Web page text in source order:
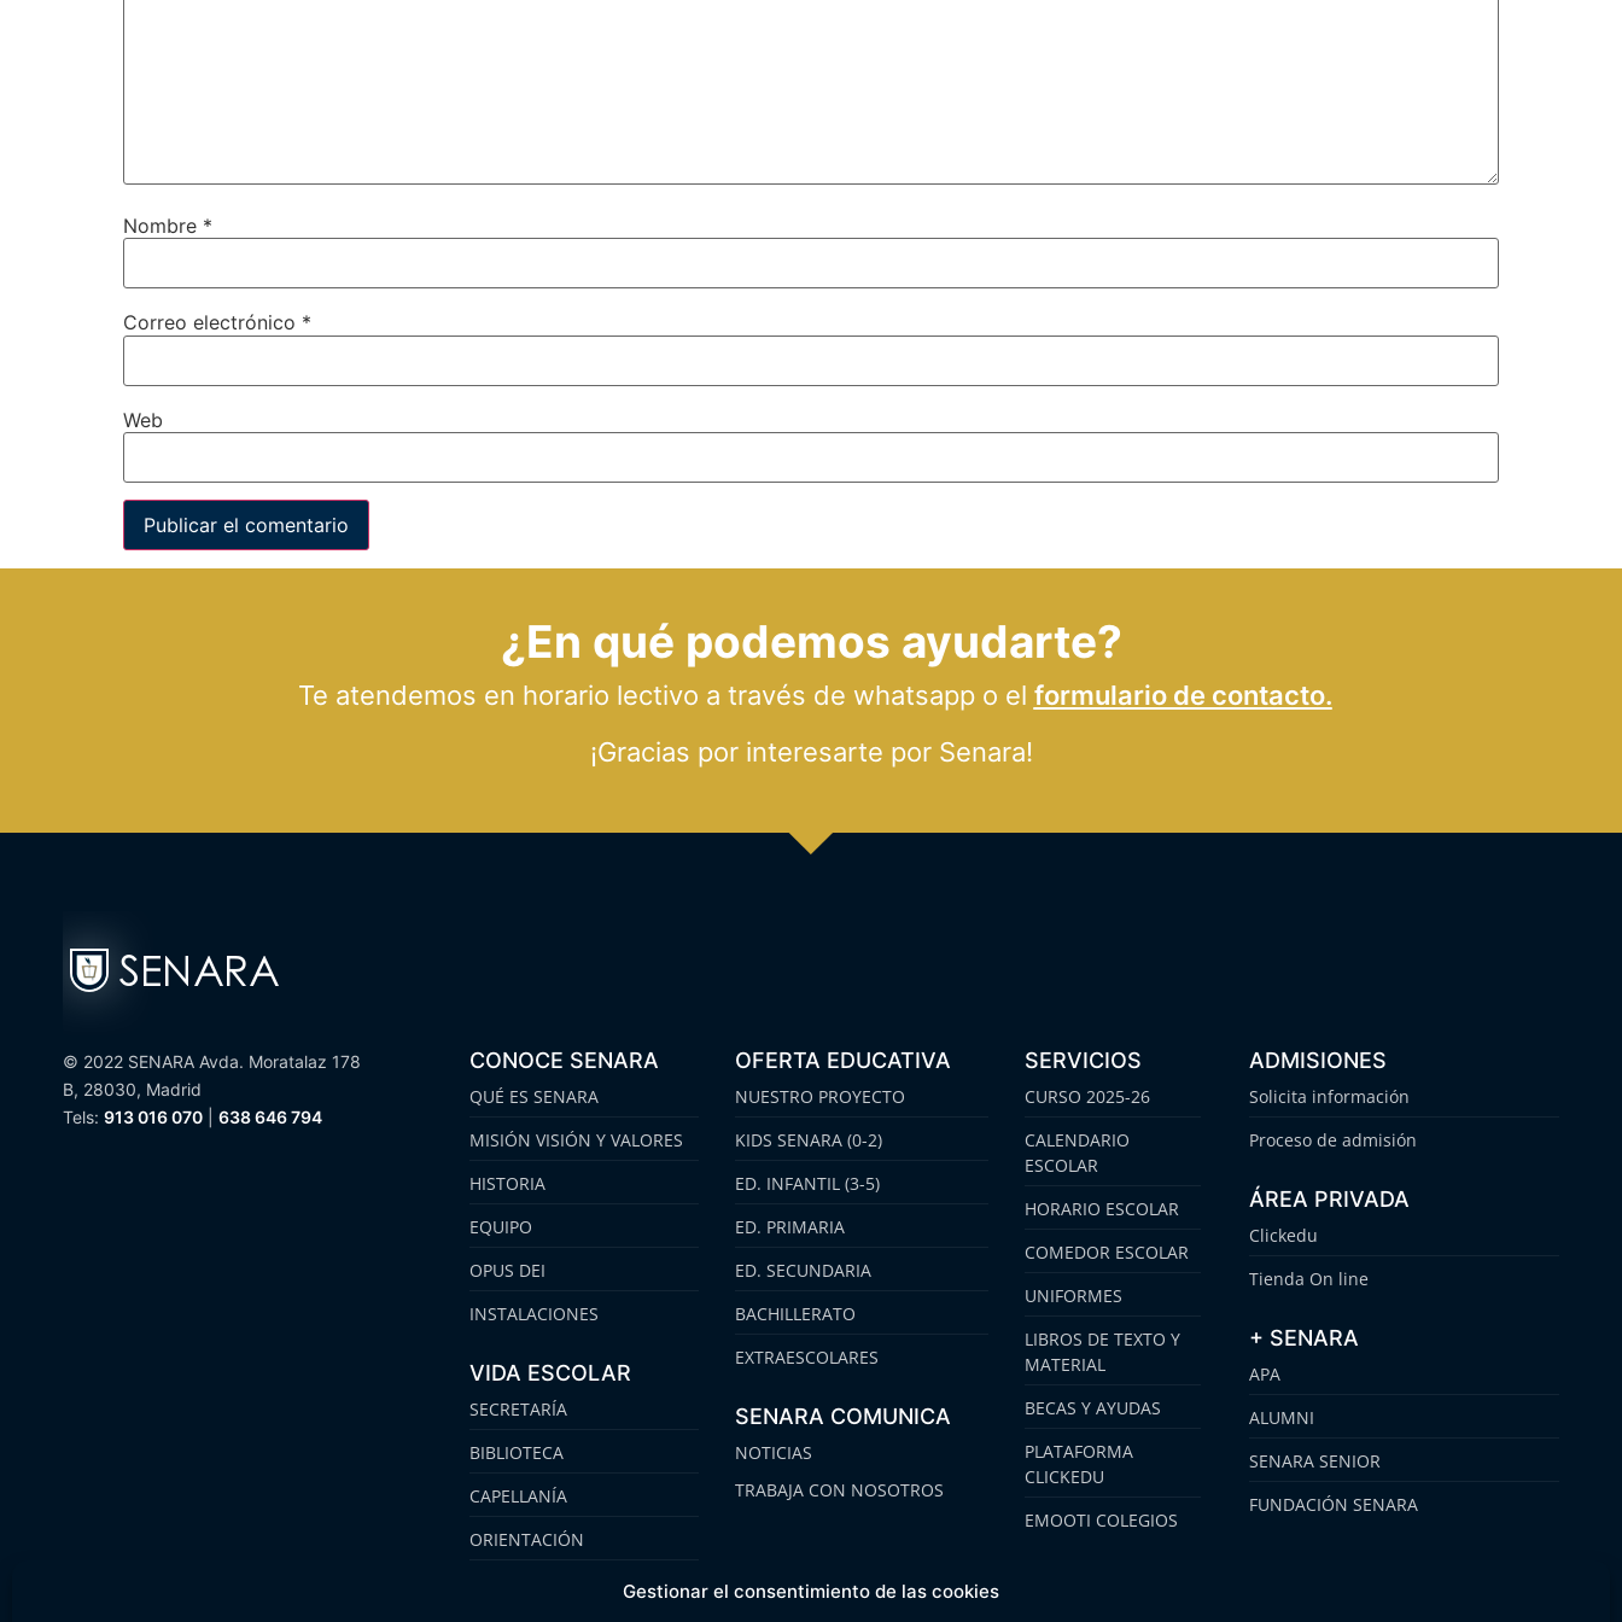
Gestionar el consentimiento de las cookies
Nombre *
Correo electrónico *
Web
¿En qué podemos ayudarte?
Te atendemos en horario lectivo a través de whatsapp o el formulario de contacto.
¡Gracias por interesarte por Senara!
© 2022 SENARA Avda. Moratalaz 178
B, 28030, Madrid
Tels: 913 016 070 638 646 794
CONOCE SENARA
QUÉ ES SENARA
MISIÓN VISIÓN Y VALORES
HISTORIA
EQUIPO
OPUS DEI
INSTALACIONES
VIDA ESCOLAR
SECRETARÍA
BIBLIOTECA
CAPELLANÍA
ORIENTACIÓN
OFERTA EDUCATIVA
NUESTRO PROYECTO
KIDS SENARA (0-2)
ED. INFANTIL (3-5)
ED. PRIMARIA
ED. SECUNDARIA
BACHILLERATO
EXTRAESCOLARES
SENARA COMUNICA
NOTICIAS
TRABAJA CON NOSOTROS
SERVICIOS
CURSO 2025-26
CALENDARIO
ESCOLAR
HORARIO ESCOLAR
COMEDOR ESCOLAR
UNIFORMES
LIBROS DE TEXTO Y
MATERIAL
BECAS Y AYUDAS
PLATAFORMA
CLICKEDU
EMOOTI COLEGIOS
ADMISIONES
Solicita información
Proceso de admisión
ÁREA PRIVADA
Clickedu
Tienda On line
+ SENARA
APA
ALUMNI
SENARA SENIOR
FUNDACIÓN SENARA